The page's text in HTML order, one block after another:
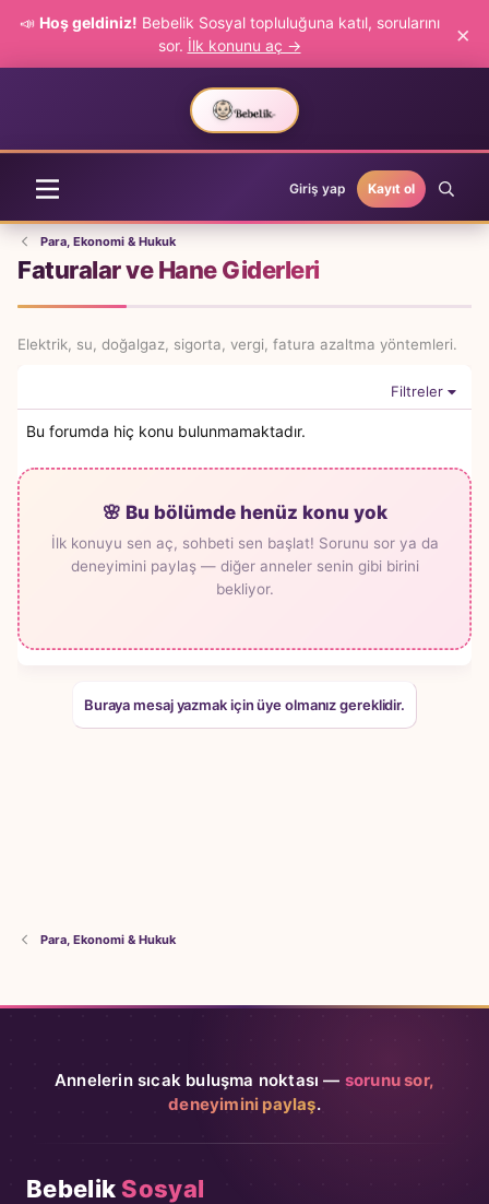
📣 Hoş geldiniz! Bebelik Sosyal topluluğuna katıl, sorularını
sor. İlk konunu aç → ×
Giriş yap Kayıt ol
Para, Ekonomi & Hukuk
Faturalar ve Hane Giderleri
Elektrik, su, doğalgaz, sigorta, vergi, fatura azaltma yöntemleri.
Filtreler
Bu forumda hiç konu bulunmamaktadır.
🌸 Bu bölümde henüz konu yok
İlk konuyu sen aç, sohbeti sen başlat! Sorunu sor ya da
deneyimini paylaş — diğer anneler senin gibi birini
bekliyor.
Buraya mesaj yazmak için üye olmanız gereklidir.
Para, Ekonomi & Hukuk
Annelerin sıcak buluşma noktası — sorunu sor,
deneyimini paylaş.
Bebelik Sosyal